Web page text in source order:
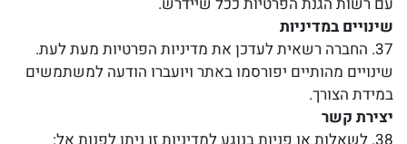
שינויים במדיניות
37. החברה רשאית לעדכן את מדיניות הפרטיות מעת לעת.
שינויים מהותיים יפורסמו באתר ויועברו הודעה למשתמשים
במידת הצורך.
יצירת קשר